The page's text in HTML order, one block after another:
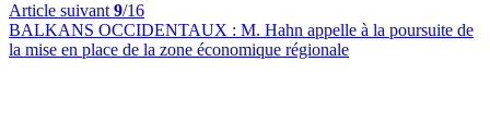
Article suivant 9/16
BALKANS OCCIDENTAUX : M. Hahn appelle à la poursuite de
la mise en place de la zone économique régionale